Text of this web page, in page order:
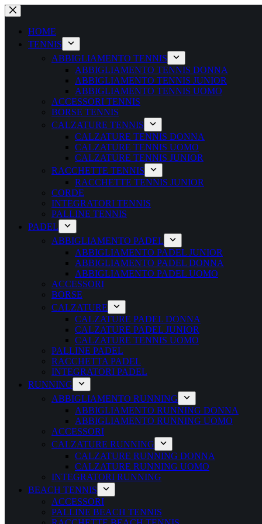
Salta
al
contenutoHOME
TENNIS
ABBIGLIAMENTO TENNIS
ABBIGLIAMENTO TENNIS DONNA
ABBIGLIAMENTO TENNIS JUNIOR
ABBIGLIAMENTO TENNIS UOMO
ACCESSORI TENNIS
BORSE TENNIS
CALZATURE TENNIS
CALZATURE TENNIS DONNA
CALZATURE TENNIS UOMO
CALZATURE TENNIS JUNIOR
RACCHETTE TENNIS
RACCHETTE TENNIS JUNIOR
CORDE
INTEGRATORI TENNIS
PALLINE TENNIS
PADEL
ABBIGLIAMENTO PADEL
ABBIGLIAMENTO PADEL JUNIOR
ABBIGLIAMENTO PADEL DONNA
ABBIGLIAMENTO PADEL UOMO
ACCESSORI
BORSE
CALZATURE
CALZATURE PADEL DONNA
CALZATURE PADEL JUNIOR
CALZATURE TENNIS UOMO
PALLINE PADEL
RACCHETTA PADEL
INTEGRATORI PADEL
RUNNING
ABBIGLIAMENTO RUNNING
ABBIGLIAMENTO RUNNING DONNA
ABBIGLIAMENTO RUNNING UOMO
ACCESSORI
CALZATURE RUNNING
CALZATURE RUNNING DONNA
CALZATURE RUNNING UOMO
INTEGRATORI RUNNING
BEACH TENNIS
ACCESSORI
PALLINE BEACH TENNIS